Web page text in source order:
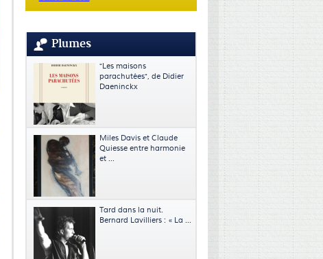
Plumes
"Les maisons
parachutées", de Didier
Daeninckx
Miles Davis et Claude
Quiesse entre harmonie
et ...
Tard dans la nuit.
Bernard Lavilliers : « La ...